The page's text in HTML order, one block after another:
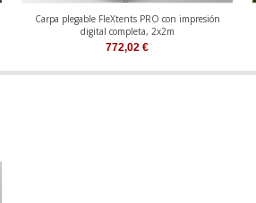
Carpa plegable FleXtents PRO con impresión
digital completa, 2x2m
772,02 €